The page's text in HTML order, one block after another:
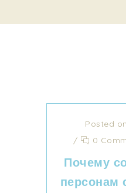
Posted
/
0
Почему
персонам